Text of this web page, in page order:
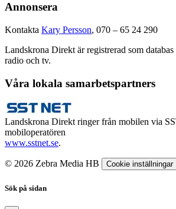
Annonsera
Kontakta Kary Persson, 070 – 65 24 290
Landskrona Direkt är registrerad som
radio och tv.
Våra lokala samarbetspartners
Landskrona Direkt ringer från mobilen via
mobiloperatören
www.sstnet.se.
© 2026 Zebra Media HB Cookie inställningar
Sök på sidan